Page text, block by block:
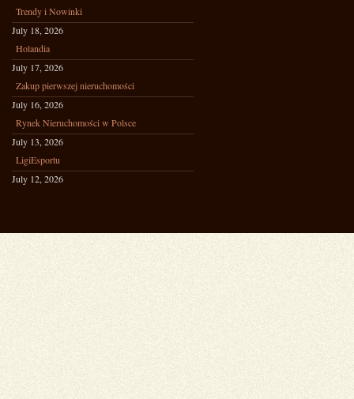
Trendy i Nowinki
July 18, 2026
Holandia
July 17, 2026
Zakup pierwszej nieruchomości
July 16, 2026
Rynek Nieruchomości w Polsce
July 13, 2026
LigiEsportu
July 12, 2026